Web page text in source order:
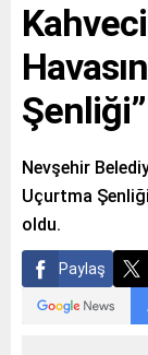
Şenliği”
Nevşehir
Uçurtma
oldu.
Paylaş